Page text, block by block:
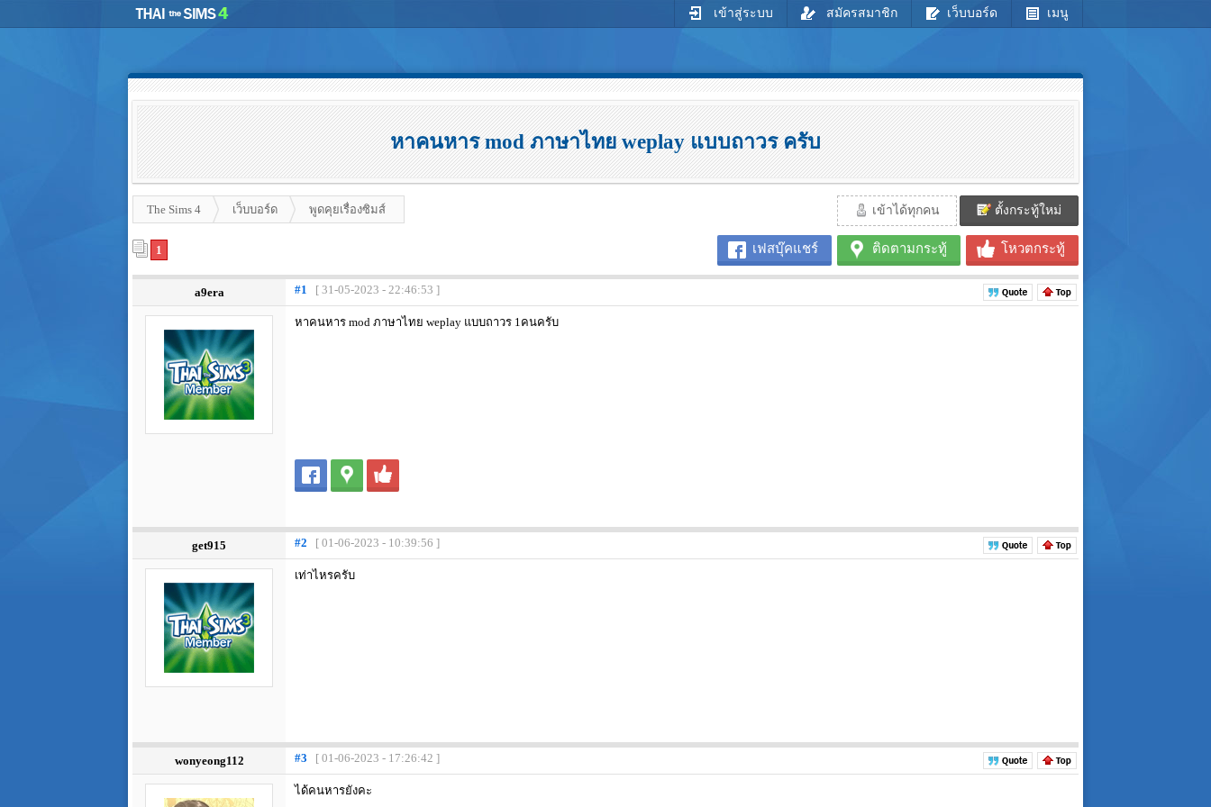
เข้าสู่ระบบ สมัครสมาชิก เว็บบอร์ด เมนู
หาคนหาร mod ภาษาไทย weplay แบบถาวร ครับ
The Sims 4 เว็บบอร์ด พูดคุยเรื่องซิมส์ เข้าได้ทุกคน ตั้งกระทู้ใหม่
เฟสบุ๊คแชร์ ติดตามกระทู้ โหวตกระทู้
1
a9era #1 [ 31-05-2023 - 22:46:53 ]
หาคนหาร mod ภาษาไทย weplay แบบถาวร 1คนครับ
get915 #2 [ 01-06-2023 - 10:39:56 ]
เท่าไหรครับ
wonyeong112 #3 [ 01-06-2023 - 17:26:42 ]
ได้คนหารยังคะ